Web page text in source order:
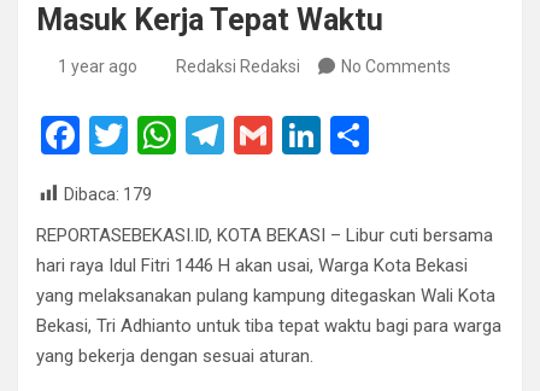
Masuk Kerja Tepat Waktu
1 year ago Redaksi Redaksi No Comments
F
ce
b
o
o
k
T
tt
er
W
s
A
p
p
T
gr
a
m
G
Li
dI
n
e
Dibaca: 179
REPORTASEBEKASI.ID, KOTA BEKASI – Libur cuti bersama
hari raya Idul Fitri 1446 H akan usai, Warga Kota Bekasi
yang melaksanakan pulang kampung ditegaskan Wali Kota
Bekasi, Tri Adhianto untuk tiba tepat waktu bagi para warga
yang bekerja dengan sesuai aturan.